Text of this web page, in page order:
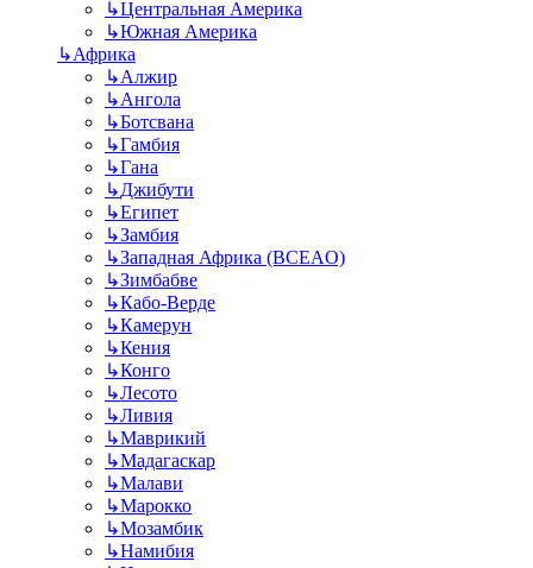
↳Центральная Америка
↳Южная Америка
↳Африка
↳Алжир
↳Ангола
↳Ботсвана
↳Гамбия
↳Гана
↳Джибути
↳Египет
↳Замбия
↳Западная Африка (BCEAO)
↳Зимбабве
↳Кабо-Верде
↳Камерун
↳Кения
↳Конго
↳Лесото
↳Ливия
↳Маврикий
↳Мадагаскар
↳Малави
↳Марокко
↳Мозамбик
↳Намибия